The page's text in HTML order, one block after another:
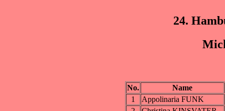
24.
No.
Name
1
Appolinaria FUNK